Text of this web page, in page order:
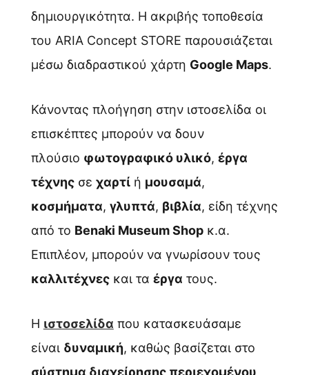
δημιουργικότητα. Η ακριβής τοποθεσία
του ARIA Concept STORE παρουσιάζεται
μέσω διαδραστικού χάρτη Google Maps.
Κάνοντας πλοήγηση στην ιστοσελίδα οι
επισκέπτες μπορούν να δουν
πλούσιο φωτογραφικό υλικό, έργα
τέχνηςσε χαρτίή μουσαμά,
κοσμήματα, γλυπτά, βιβλία, είδη τέχνης
από το Benaki Museum Shopκ.α.
Επιπλέον, μπορούν να γνωρίσουν τους
καλλιτέχνεςκαι τα έργα τους.
Η ιστοσελίδα που κατασκευάσαμε
είναι δυναμική, καθώς βασίζεται στο
σύστημα διαχείρησης περιεχομένου